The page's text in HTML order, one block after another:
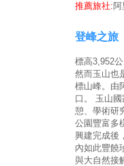
推薦旅社:
登峰之旅
標高3,952
然而玉山也
標山峰。由
口。 玉山
憩、學術研
公園豐富多
興建完成後
內如此豐饒
與大自然接